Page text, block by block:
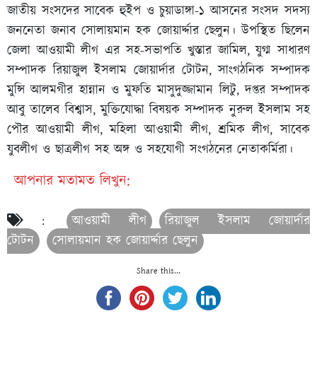
জাতীয় সংসদের সাবেক হুইপ ও চুয়াডাঙ্গা-১ আসনের সংসদ সদস্য
জননেতা জনাব সোলায়মান হক জোয়ার্দ্দার ছেলুন। উপস্থিত ছিলেন
জেলা আওয়ামী লীগ এর সহ-সভাপতি খুস্তার জামিল, যুগ্ম সাধারণ
সম্পাদক রিয়াজুল ইসলাম জোয়ার্দার টোটন, সাংগঠনিক সম্পাদক
মুন্সি আলমগীর হান্নান ও মুফতি মাসুদুজ্জামান লিটু, দপ্তর সম্পাদক
আবু তালেব বিশ্বাস, মুক্তিযোদ্ধা বিষয়ক সম্পাদক নুরুল ইসলাম সহ
পৌর আওয়ামী লীগ, মহিলা আওয়ামী লীগ, শ্রমিক লীগ, সাবেক
যুবলীগ ও ছাত্রলীগ সহ অঙ্গ ও সহযোগী সংগঠনের নেতাকর্মিরা।
আপনার মতামত লিখুন:
: আওয়ামী লীগ
রিয়াজুল ইসলাম জোয়ার্দার
টোটন
সোলায়মান হক জোয়ার্দ্দার ছেলুন
Share this...